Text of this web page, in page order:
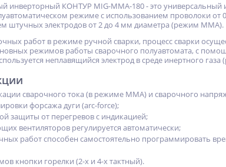
%
NEW
%
Ножи к фрезам Neway
TC250
Не указана цена
Циклон ПДГ-240ДВ
18 745
инверторный КОНТУР MIG-MMA-180 - это
режиме с использованием проволоки от
штучных электродов от 2 до 4 мм диаметра (режим ММА).
работ в режиме ручной сварки, процесс сварки
режимов работы сварочного полуавтомата, с
неплавящийся электрод в среде инертного газа
сварочного тока (в режиме ММА) и сварочного
форсажа дуги (arc-force);
защиты от перегревов с индикацией;
вентиляторов регулируется автоматически;
работ способен самостоятельно программировать
кнопки горелки (2-х и 4-х тактный).